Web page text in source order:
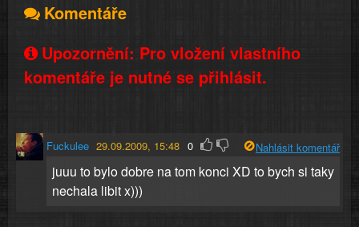
Komentáře
Upozornění: Pro vložení vlastního
komentáře je nutné se přihlásit.
Fuckulee 29.09.2009, 15:48 0 Nahlásit komentář
juuu to bylo dobre na tom konci XD to bych si taky
nechala libit x)))